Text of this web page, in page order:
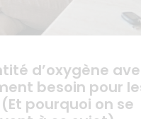
d’oxygène
besoin pour
pourquoi on se